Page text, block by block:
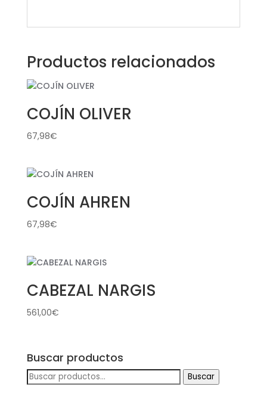
Productos relacionados
COJÍN OLIVER
67,98€
COJÍN AHREN
67,98€
CABEZAL NARGIS
561,00€
Buscar productos
Buscar
Buscar